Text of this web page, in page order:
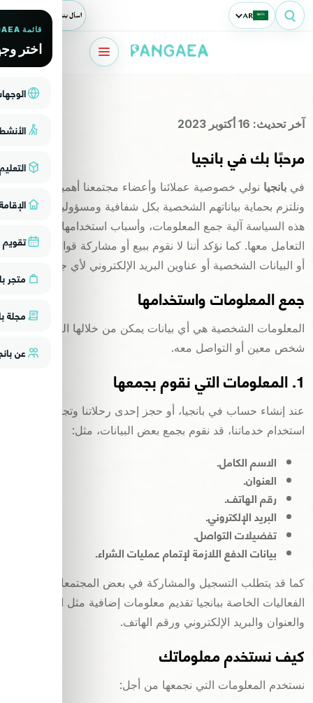
AR
اسأل بنجاوي
قائمة PANGAEA
اختر
الإقامة
تقويم
متجر
مجلة
عن
آخر تحديث: 16 أكتوبر 2023
مرحبًا بك في بانجيا
في بانجيا نولي خصوصية عملائنا وأعضاء مجتمعنا أهمية كبيرة،
ونلتزم بحماية بياناتهم الشخصية بكل شفافية ومسؤولية. توضح
هذه السياسة آلية جمع المعلومات، وأسباب استخدامها، وكيفية
التعامل معها. كما نؤكد أننا لا نقوم ببيع أو مشاركة قوائم العملاء
أو البيانات الشخصية أو عناوين البريد الإلكتروني لأي جهة خارجية.
جمع المعلومات واستخدامها
المعلومات الشخصية هي أي بيانات يمكن من خلالها التعرف على
شخص معين أو التواصل معه.
1. المعلومات التي نقوم بجمعها
عند إنشاء حساب في بانجيا، أو حجز إحدى رحلاتنا وتجاربنا، أو
استخدام خدماتنا، قد نقوم بجمع بعض البيانات، مثل:
الاسم الكامل.
العنوان.
رقم الهاتف.
البريد الإلكتروني.
تفضيلات التواصل.
بيانات الدفع اللازمة لإتمام عمليات الشراء.
كما قد يتطلب التسجيل والمشاركة في بعض المجتمعات أو
الفعاليات الخاصة ببانجيا تقديم معلومات إضافية مثل الاسم
والعنوان والبريد الإلكتروني ورقم الهاتف.
كيف نستخدم معلوماتك
نستخدم المعلومات التي نجمعها من أجل: